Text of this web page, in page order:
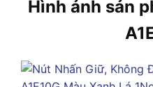
Hình ảnh sản